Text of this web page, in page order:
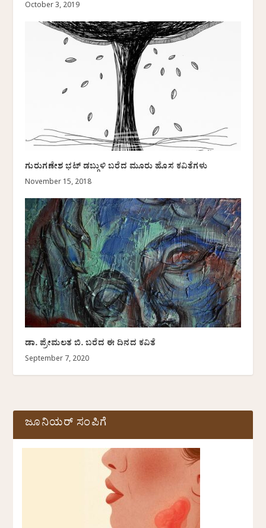
October 3, 2019
ಗುರುಗಣೇಶ ಭಟ್ ಡಬ್ಗುಳಿ ಬರೆದ ಮೂರು ಹೊಸ ಕವಿತೆಗಳು
November 15, 2018
ಡಾ. ಪ್ರೇಮಲತ ಬಿ. ಬರೆದ ಈ ದಿನದ ಕವಿತೆ
September 7, 2020
ಜೂನಿಯರ್ ಸಂಪಿಗೆ